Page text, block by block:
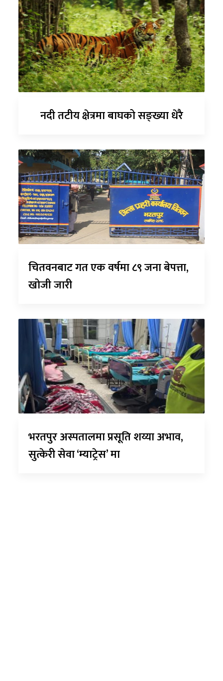
नदी तटीय क्षेत्रमा बाघको सङ्ख्या धेरै
चितवनबाट गत एक वर्षमा ८९ जना बेपत्ता,
खोजी जारी
भरतपुर अस्पतालमा प्रसूति शय्या अभाव,
सुत्केरी सेवा ‘म्याट्रेस’ मा